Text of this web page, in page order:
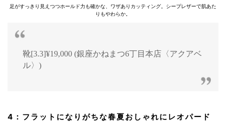
足がすっきり見えつつホールド力も確かな、ワザありカッティング。シープレザーで肌あた
りもやわらか。
靴[3.3]¥19,000 (銀座かねまつ6丁目本店〈アクアベ
ル〉)
4：フラットになりがちな春夏おしゃれにレオパード